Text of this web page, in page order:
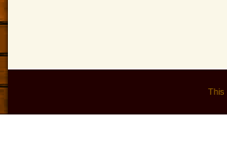
This